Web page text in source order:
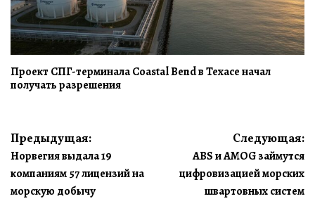
Проект СПГ-терминала Coastal Bend в Техасе начал
получать разрешения
Навигация
по
записям
Предыдущая:
Норвегия выдала 19
компаниям 57 лицензий на
морскую добычу
Следующая:
ABS и AMOG займутся
цифровизацией морских
швартовных систем